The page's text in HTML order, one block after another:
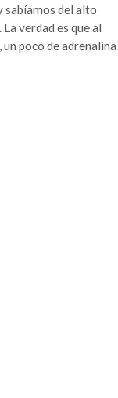
Dependiendo desde el lado
quedaba lejos y la demora en
sabíamos del alto
verdad es que al
poco de adrenalina